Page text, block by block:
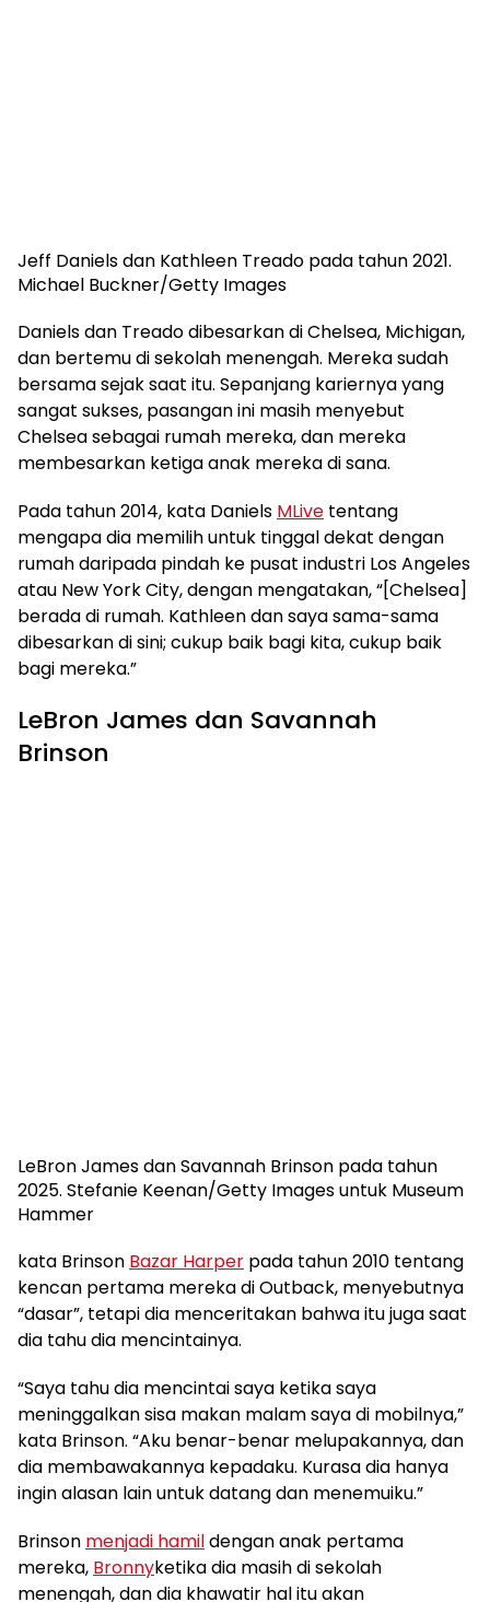
Jeff Daniels dan Kathleen Treado pada tahun 2021.
Michael Buckner/Getty Images
Daniels dan Treado dibesarkan di Chelsea, Michigan,
dan bertemu di sekolah menengah. Mereka sudah
bersama sejak saat itu. Sepanjang kariernya yang
sangat sukses, pasangan ini masih menyebut
Chelsea sebagai rumah mereka, dan mereka
membesarkan ketiga anak mereka di sana.
Pada tahun 2014, kata Daniels MLive tentang
mengapa dia memilih untuk tinggal dekat dengan
rumah daripada pindah ke pusat industri Los Angeles
atau New York City, dengan mengatakan, “[Chelsea]
berada di rumah. Kathleen dan saya sama-sama
dibesarkan di sini; cukup baik bagi kita, cukup baik
bagi mereka.”
LeBron James dan Savannah
Brinson
LeBron James dan Savannah Brinson pada tahun
2025. Stefanie Keenan/Getty Images untuk Museum
Hammer
kata Brinson Bazar Harper pada tahun 2010 tentang
kencan pertama mereka di Outback, menyebutnya
“dasar”, tetapi dia menceritakan bahwa itu juga saat
dia tahu dia mencintainya.
“Saya tahu dia mencintai saya ketika saya
meninggalkan sisa makan malam saya di mobilnya,”
kata Brinson. “Aku benar-benar melupakannya, dan
dia membawakannya kepadaku. Kurasa dia hanya
ingin alasan lain untuk datang dan menemuiku.”
Brinson menjadi hamildengan anak pertama
mereka, Bronnyketika dia masih di sekolah
menengah, dan dia khawatir hal itu akan